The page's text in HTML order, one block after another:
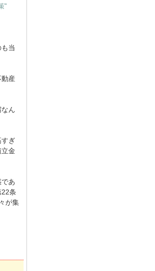
"
当
産
ん
ぎ
金
あ
条
が集